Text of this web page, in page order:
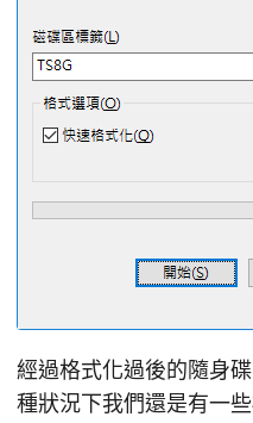
經過格式化過後的隨身
種狀況下我們還是有一